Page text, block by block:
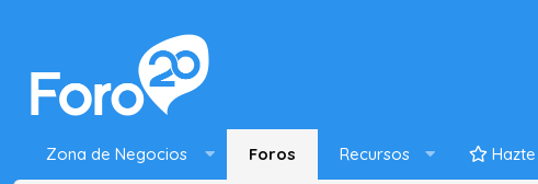
Zona de Negocios Foros Recursos Hazte